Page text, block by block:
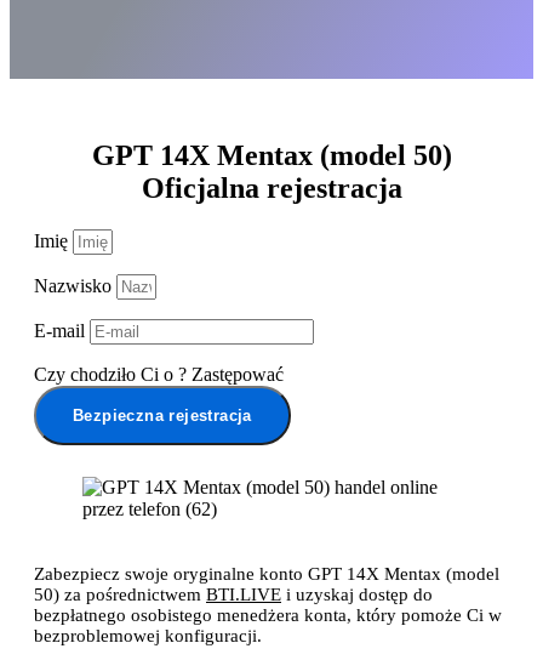
GPT 14X Mentax (model 50)
Oficjalna rejestracja
Zabezpiecz swoje oryginalne konto GPT 14X Mentax (model
50) za pośrednictwem BTI.LIVE i uzyskaj dostęp do
bezpłatnego osobistego menedżera konta, który pomoże Ci w
bezproblemowej konfiguracji.
Imię
Nazwisko
E-mail
Czy chodziło Ci o ? Zastępować
Bezpieczna rejestracja